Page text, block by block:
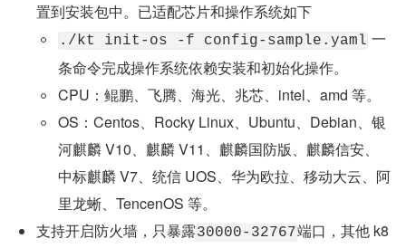
置到安装包中。已适配芯片和操作系统如下
./kt init-os -f config-sample.yaml 一
条命令完成操作系统依赖安装和初始化操作。
CPU：鲲鹏、飞腾、海光、兆芯、intel、amd 等。
OS：Centos、Rocky Linux、Ubuntu、Debian、银
河麒麟 V10、麒麟 V11、麒麟国防版、麒麟信安、
中标麒麟 V7、统信 UOS、华为欧拉、移动大云、阿
里龙蜥、TencenOS 等。
支持开启防火墙，只暴露30000-32767端口，其他 k8